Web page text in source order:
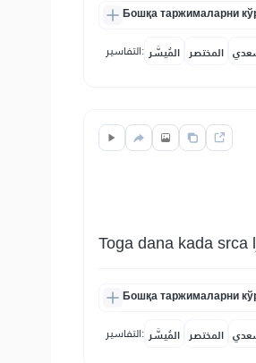
Бошқа таржималарни
التفاسير: المُيسَّر المختصر
Toga dana kada srca
Бошқа таржималарни
التفاسير: المُيسَّر المختصر